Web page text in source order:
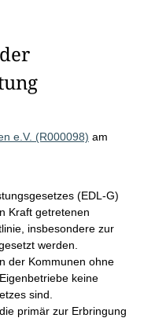
e.V. (R000098) am
(EDL-G)
Kraft getretenen
insbesondere zur
werden.
der Kommunen ohne
keine
sind.
primär zur Erbringung